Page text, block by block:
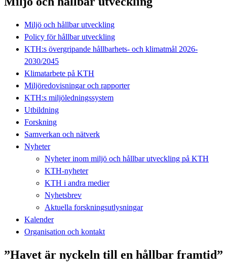
Miljö och hållbar utveckling
Policy för hållbar utveckling
KTH:s övergripande hållbarhets- och klimatmål 2026-
2030/2045
Klimatarbete på KTH
Miljöredovisningar och rapporter
KTH:s miljöledningssystem
Utbildning
Forskning
Samverkan och nätverk
Nyheter
Nyheter inom miljö och hållbar utveckling på KTH
KTH-nyheter
KTH i andra medier
Nyhetsbrev
Aktuella forskningsutlysningar
Kalender
Organisation och kontakt
”Havet är nyckeln till en hållbar framtid”